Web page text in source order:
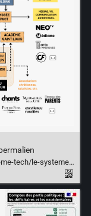
le-systeme-sterin